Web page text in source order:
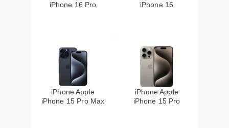
iPhone 16 Pro
iPhone 16
iPhone Apple
iPhone 15 Pro Max
iPhone Apple
iPhone 15 Pro